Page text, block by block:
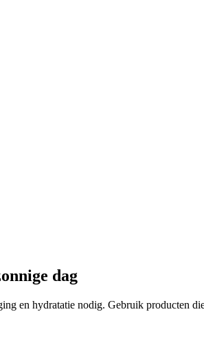
dag
en hydratatie nodig. Gebruik producten